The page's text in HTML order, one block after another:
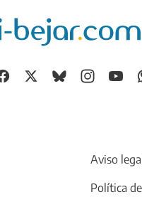
Aviso
Política